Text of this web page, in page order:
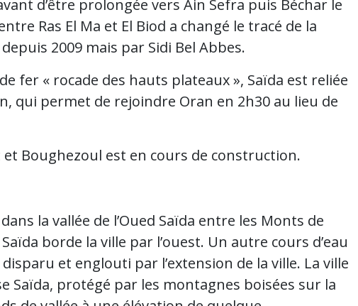
d’être prolongée vers Ain Sefra puis Béchar le
Ras El Ma et El Biod a changé le tracé de la
2009 mais par Sidi Bel Abbes.
fer « rocade des hauts plateaux », Saïda est reliée
qui permet de rejoindre Oran en 2h30 au lieu de
Boughezoul est en cours de construction.
la vallée de l’Oued Saïda entre les Monts de
borde la ville par l’ouest. Un autre cours d’eau
et englouti par l’extension de la ville. La ville
Saïda, protégé par les montagnes boisées sur la